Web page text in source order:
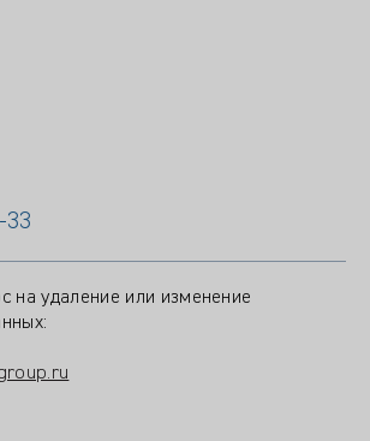
33
на удаление или изменение